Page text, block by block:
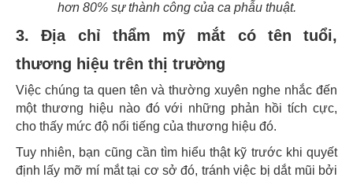
hơn 80% sự thành công của ca phẫu thuật.
3. Địa chỉ thẩm mỹ mắt có tên tuổi,
thương hiệu trên thị trường
Việc chúng ta quen tên và thường xuyên nghe nhắc đến
một thương hiệu nào đó với những phản hồi tích cực,
cho thấy mức độ nổi tiếng của thương hiệu đó.
Tuy nhiên, bạn cũng cần tìm hiểu thật kỹ trước khi quyết
định lấy mỡ mí mắt tại cơ sở đó, tránh việc bị dắt mũi bởi